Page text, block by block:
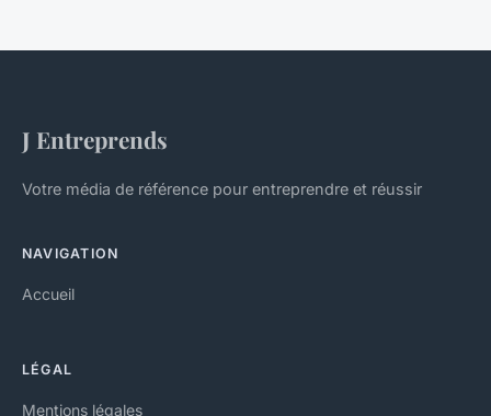
J Entreprends
Votre média de référence pour entreprendre et réussir
NAVIGATION
Accueil
LÉGAL
Mentions légales